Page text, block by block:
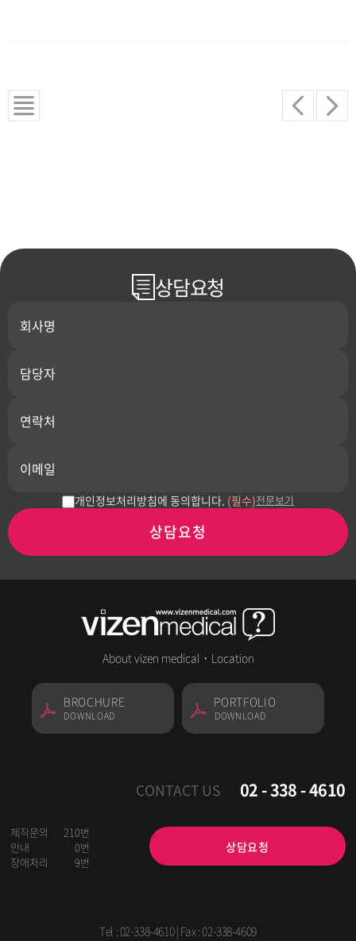
상담요청
개인정보처리방침에 동의합니다. (필수)전문보기
상담요청
About vizen medical · Location
BROCHURE
DOWNLOAD
PORTFOLIO
DOWNLOAD
CONTACT US
제작문의
210번
안내
0번
장애처리
9번
02 - 338 - 4610
상담요청
Tel :02-338-4610| Fax : 02-338-4609